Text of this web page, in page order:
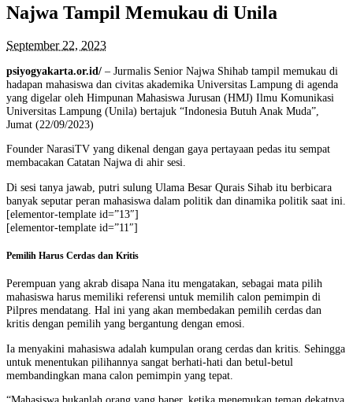
Najwa Tampil Memukau di Unila
September 22, 2023
psiyogyakarta.or.id/ – Jurmalis Senior Najwa Shihab tampil memukau di
hadapan mahasiswa dan civitas akademika Universitas Lampung di agenda
yang digelar oleh Himpunan Mahasiswa Jurusan (HMJ) Ilmu Komunikasi
Universitas Lampung (Unila) bertajuk “Indonesia Butuh Anak Muda”,
Jumat (22/09/2023)
Founder NarasiTV yang dikenal dengan gaya pertayaan pedas itu sempat
membacakan Catatan Najwa di ahir sesi.
Di sesi tanya jawab, putri sulung Ulama Besar Qurais Sihab itu berbicara
banyak seputar peran mahasiswa dalam politik dan dinamika politik saat ini.
[elementor-template id=”13″]
[elementor-template id=”11″]
Pemilih Harus Cerdas dan Kritis
Perempuan yang akrab disapa Nana itu mengatakan, sebagai mata pilih
mahasiswa harus memiliki referensi untuk memilih calon pemimpin di
Pilpres mendatang. Hal ini yang akan membedakan pemilih cerdas dan
kritis dengan pemilih yang bergantung dengan emosi.
Ia menyakini mahasiswa adalah kumpulan orang cerdas dan kritis. Sehingga
untuk menentukan pilihannya sangat berhati-hati dan betul-betul
membandingkan mana calon pemimpin yang tepat.